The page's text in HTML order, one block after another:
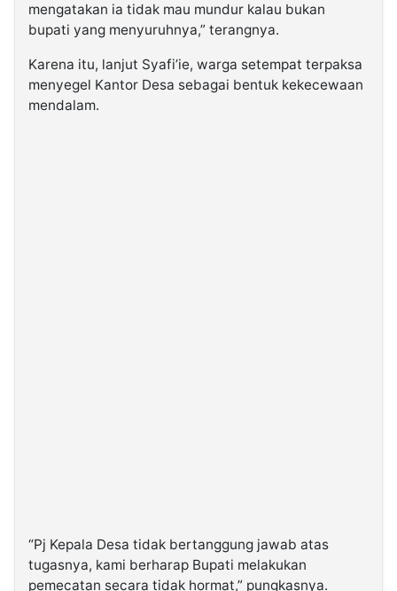
mengatakan ia tidak mau mundur kalau bukan
bupati yang menyuruhnya,” terangnya.
Karena itu, lanjut Syafi’ie, warga setempat terpaksa
menyegel Kantor Desa sebagai bentuk kekecewaan
mendalam.
“Pj Kepala Desa tidak bertanggung jawab atas
tugasnya, kami berharap Bupati melakukan
pemecatan secara tidak hormat,” pungkasnya.